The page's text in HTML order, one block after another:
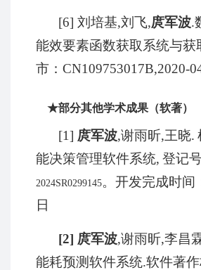
[6] 刘培基,刘飞,庹军波.
能效要素函数获取系统与获
市： CN109753017B,2020-
★部分其他学术成果（软著）
[1] 庹军波,谢雨昕,王晓.
能决策管理软件系统, 登记
2024SR0299145。开发完成时间
日
[2] 庹军波,谢雨昕,李昌
能耗预测软件系统.软件著